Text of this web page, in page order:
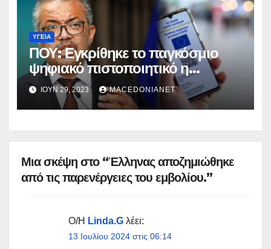
ΥΓΕΊΑ
ΠΟΥ: Εγκρίθηκε το παγκόσμιο
ψηφιακό πιστοποιητικό η
«Συνθήκη Πανδημίας»
ΙΟΎΝ 29, 2023 MACEDONIANET
Μια σκέψη στο “Έλληνας αποζημιώθηκε
από τις παρενέργειες του εμβολίου.”
Ο/Η Linda.G λέει:
13 Ιουλίου 2024 στις 06:14